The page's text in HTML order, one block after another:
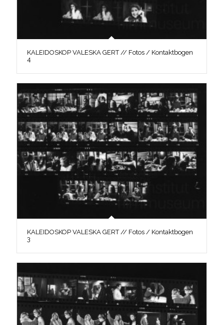
KALEIDOSKOP VALESKA GERT // Fotos / Kontaktbogen
4
KALEIDOSKOP VALESKA GERT // Fotos / Kontaktbogen
3